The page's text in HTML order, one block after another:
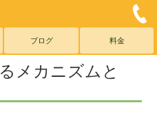
ブログ 料金
合わせこちら
絡ください
メカニズムと